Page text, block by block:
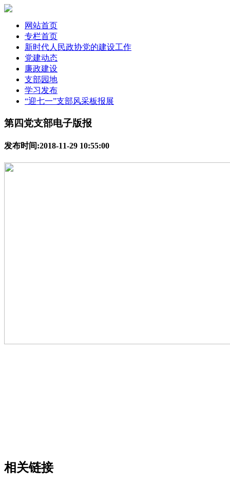
网站首页
专栏首页
新时代人民政协党的建设工作
党建动态
廉政建设
支部园地
学习发布
“迎七一”支部风采板报展
第四党支部电子版报
发布时间:2018-11-29 10:55:00
相关链接